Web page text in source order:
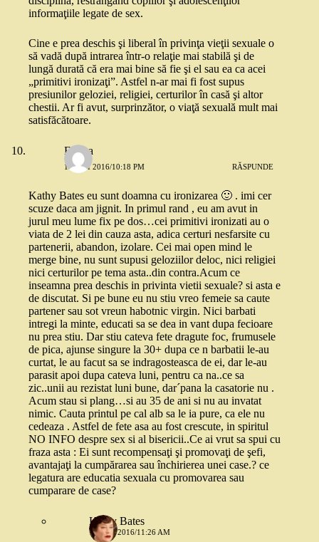
informaţiile legate de sex.
Cine e prea deschis şi liberal în privinţa vieţii sexuale o
să vadă după intrarea într-o relaţie mai stabilă şi de
lungă durată că era mai bine să fie şi el sau ea ca acei
„primitivi ironizaţi”. Astfel n-ar mai fi fost supus
presiunilor geloziei, religiei, certurilor în casă şi altor
chestii. Ar fi avut, surprinzător, o viaţă sexuală mult mai
satisfăcătoare.
Emma
15 MAI 2016/10:18 PM RĂSPUNDE
Kathy Bates eu sunt doamna cu ironizarea 🙂 . imi cer
scuze daca am jignit. In primul rand , eu am avut in
jurul meu lume fix pe dos…cei primitivi ironizati au o
viata de 2 lei din cauza asta, adica certuri nesfarsite cu
partenerii, abandon, izolare. Cei mai open mind le
merge bine, nu sunt supusi geloziilor deloc, nici religiei
nici certurilor pe tema asta..din contra.Acum ce
inseamna prea deschis in privinta vietii sexuale? si asta e
de discutat. Si pe bune eu nu stiu vreo femeie sa caute
partener sau sot vreun habotnic virgin. Nici barbati
intregi la minte, educati sa se dea in vant dupa fecioare
nu prea stiu. Dar stiu cateva fete dragute foc, frumusele
de pica, ajunse singure la 30+ dupa ce n barbatii le-au
curtat, le au facut sa se indragosteasca de ei, dar le-au
parasit apoi dupa cateva luni, pentru ca na..ce sa
zic..unii au rezistat luni bune, dar´pana la casatorie nu .
Acum stau si plang…si au 35 de ani si nu au invatat
nimic. Cauta printul pe cal alb sa le ia pure, ca ele nu
cedeaza . Astfel de fete asa au fost crescute, in spiritul
NO INFO despre sex si al bisericii..Ce ai vrut sa spui cu
fraza asta : Ei sunt recompensaţi şi promovaţi de şefi,
avantajaţi la cumpărarea sau închirierea unei case.? ce
legatura are educatia sexuala cu promovarea sau
cumparare de case?
Kathy Bates
17 MAI 2016/11:26 AM